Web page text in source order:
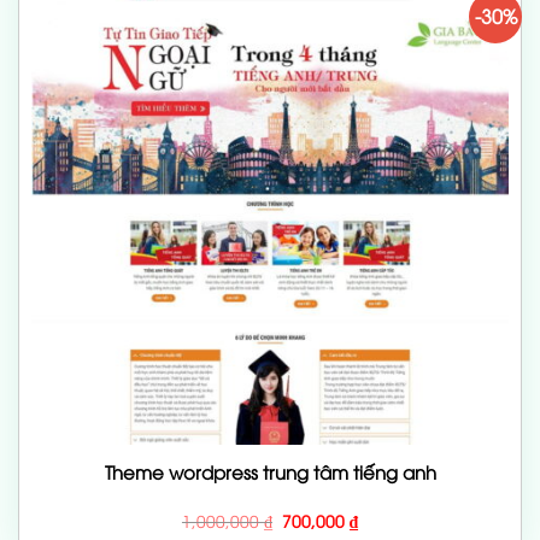
-30%
Theme wordpress trung tâm tiếng anh
1,000,000₫ Giá
gốc
700,000₫Giá
hiện